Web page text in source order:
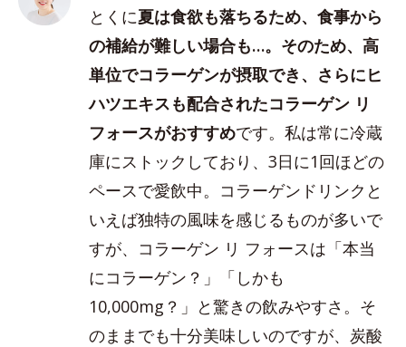
とくに夏は食欲も落ちるため、食事から
の補給が難しい場合も…。そのため、高
単位でコラーゲンが摂取でき、さらにヒ
ハツエキスも配合されたコラーゲン リ
フォースがおすすめです。私は常に冷蔵
庫にストックしており、3日に1回ほどの
ペースで愛飲中。コラーゲンドリンクと
いえば独特の風味を感じるものが多いで
すが、コラーゲン リ フォースは「本当
にコラーゲン？」「しかも
10,000mg？」と驚きの飲みやすさ。そ
のままでも十分美味しいのですが、炭酸